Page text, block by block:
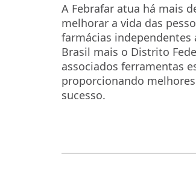
A Febrafar atua há mais
melhorar a vida das
farmácias independentes
Brasil mais o Distrito
associados ferramentas
proporcionando
sucesso.